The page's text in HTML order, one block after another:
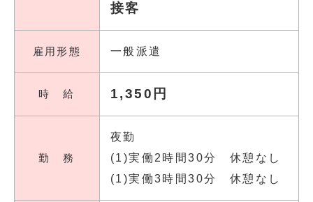
接客
雇用形態 一般派遣
時 給 1,350円
勤 務
夜勤
(1)実働2時間30分 休憩なし
(1)実働3時間30分 休憩なし